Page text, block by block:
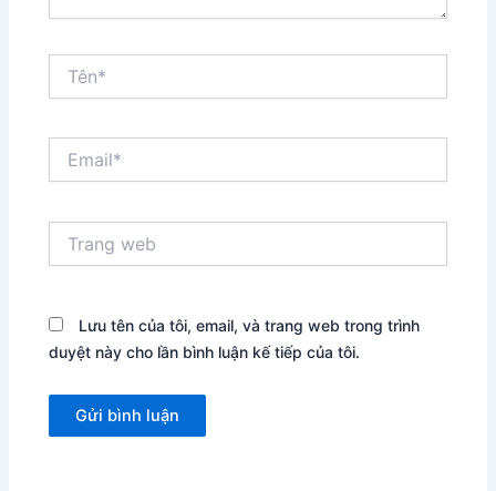
web
Lưu tên của tôi, email, và trang web trong trình
duyệt này cho lần bình luận kế tiếp của tôi.